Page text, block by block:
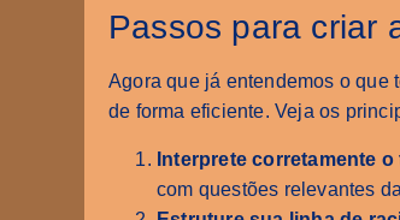
Passos para criar
Agora que já entendemos o que
de forma eficiente. Veja os
Interprete corretamente o
com questões relevantes